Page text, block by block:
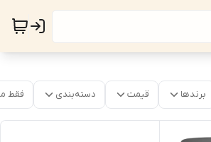
برندها قیمت دسته‌بندی فقط